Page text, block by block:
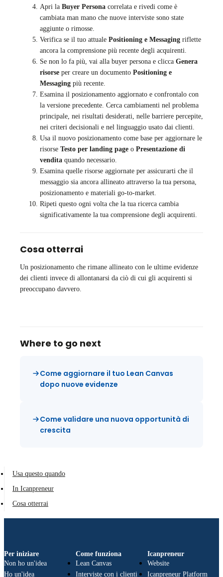
Apri la Buyer Persona correlata e rivedi come è
cambiata man mano che nuove interviste sono state
aggiunte o rimosse.
Verifica se il tuo attuale Positioning e Messaging riflette
ancora la comprensione più recente degli acquirenti.
Se non lo fa più, vai alla buyer persona e clicca Genera
risorse per creare un documento Positioning e
Messaging più recente.
Esamina il posizionamento aggiornato e confrontalo con
la versione precedente. Cerca cambiamenti nel problema
principale, nei risultati desiderati, nelle barriere percepite,
nei criteri decisionali e nel linguaggio usato dai clienti.
Usa il nuovo posizionamento come base per aggiornare le
risorse Testo per landing page o Presentazione di
vendita quando necessario.
Esamina quelle risorse aggiornate per assicurarti che il
messaggio sia ancora allineato attraverso la tua persona,
posizionamento e materiali go-to-market.
Ripeti questo ogni volta che la tua ricerca cambia
significativamente la tua comprensione degli acquirenti.
Cosa otterrai
Un posizionamento che rimane allineato con le ultime evidenze
dei clienti invece di allontanarsi da ciò di cui gli acquirenti si
preoccupano davvero.
Where to go next
Come aggiornare il tuo Lean Canvas
dopo nuove evidenze
Come validare una nuova opportunità di
crescita
Usa questo quando
In Icanpreneur
Cosa otterrai
Per iniziare
Non ho un'idea
Ho un'idea
Come funziona
Lean Canvas
Interviste con i clienti
Icanpreneur
Website
Icanpreneur Platform